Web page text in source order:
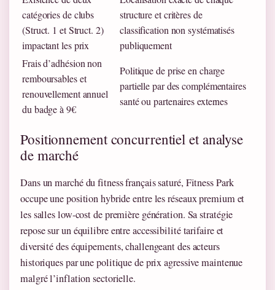
catégories de clubs
(Struct. 1 et Struct. 2)
impactant les prix
structure et critères de
classification non systématisés
publiquement
Frais d’adhésion non
remboursables et
renouvellement annuel
du badge à 9€
Politique de prise en charge
partielle par des complémentaires
santé ou partenaires externes
Positionnement concurrentiel et analyse
de marché
Dans un marché du fitness français saturé, Fitness Park
occupe une position hybride entre les réseaux premium et
les salles low-cost de première génération. Sa stratégie
repose sur un équilibre entre accessibilité tarifaire et
diversité des équipements, challengeant des acteurs
historiques par une politique de prix agressive maintenue
malgré l’inflation sectorielle.